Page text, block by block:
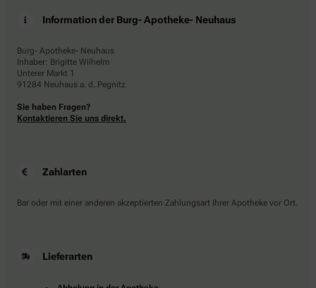
Information der Burg- Apotheke- Neuhaus
Burg- Apotheke- Neuhaus
Inhaber: Brigitte Wilhelm
Unterer Markt 1
91284 Neuhaus a. d. Pegnitz
Sie haben Fragen?
Kontaktieren Sie uns direkt.
Zahlarten
Bar oder mit einer anderen akzeptierten Zahlungsart Ihrer Apotheke vor Ort.
Lieferarten